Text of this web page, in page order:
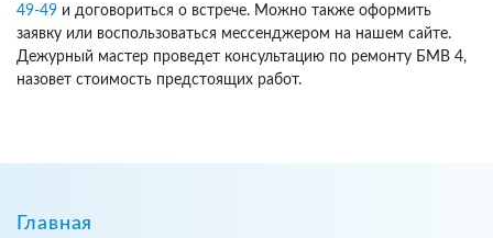
49-49 и договориться о встрече. Можно также оформить
заявку или воспользоваться мессенджером на нашем сайте.
Дежурный мастер проведет консультацию по ремонту БМВ 4,
назовет стоимость предстоящих работ.
Главная